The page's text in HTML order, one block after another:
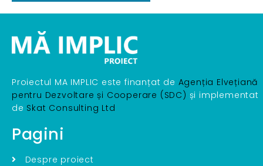
Proiectul MA IMPLIC este finanțat de Agenția Elvețiană
pentru Dezvoltare și Cooperare (SDC) și implementat
de Skat Consulting Ltd
Pagini
Despre proiect